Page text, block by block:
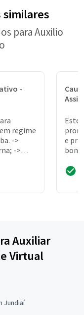
similares
para Auxilio
-
regime
->
->
Cauã
e
área
Auxiliar
Virtual
Jundiaí